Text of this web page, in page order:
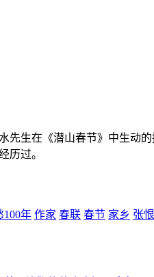
先生在《潜山春节》中生动
历过。
100年 作家 春联 春节 家乡 张